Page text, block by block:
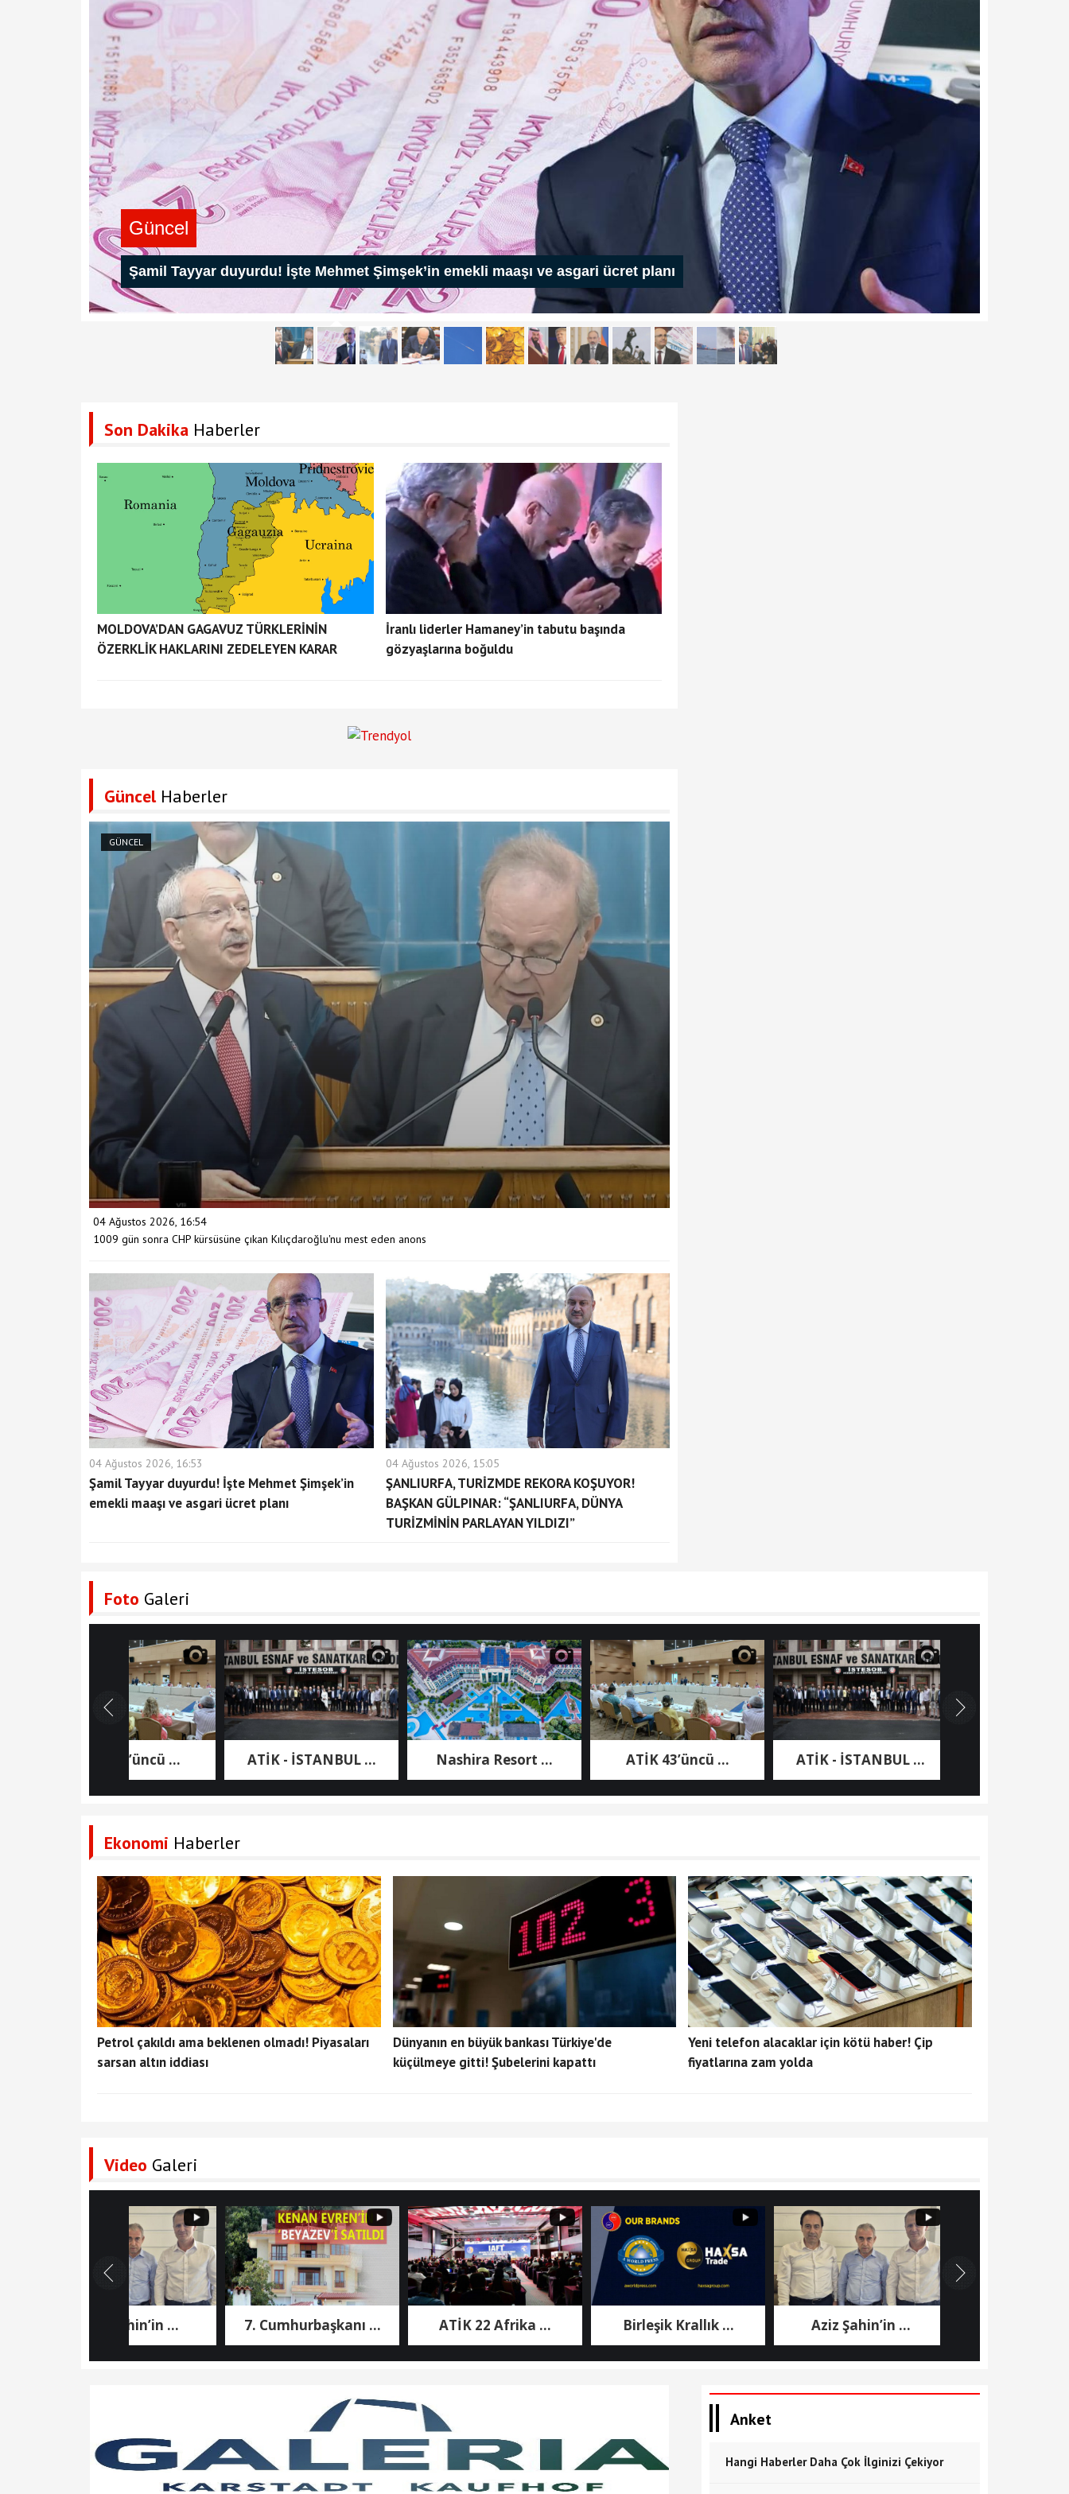
Güncel
Şamil Tayyar duyurdu! İşte Mehmet Şimşek’in emekli maaşı ve asgari ücret planı
Son Dakika Haberler
MOLDOVA’DAN GAGAVUZ TÜRKLERİNİN
ÖZERKLİK HAKLARINI ZEDELEYEN KARAR
İranlı liderler Hamaney’in tabutu başında
gözyaşlarına boğuldu
GüncelHaberler
GÜNCEL
04 Ağustos 2026, 16:54
1009 gün sonra CHP kürsüsüne çıkan Kılıçdaroğlu'nu mest eden anons
04 Ağustos 2026, 16:53
Şamil Tayyar duyurdu! İşte Mehmet Şimşek’in
emekli maaşı ve asgari ücret planı
04 Ağustos 2026, 15:05
ŞANLIURFA, TURİZMDE REKORA KOŞUYOR!
BAŞKAN GÜLPINAR: “ŞANLIURFA, DÜNYA
TURİZMİNİN PARLAYAN YILDIZI”
Foto Galeri
ATİK 43’üncü ... ATİK - İSTANBUL ... Nashira Resort ... ATİK 43’üncü ... ATİK - İSTANBUL ...
Ekonomi Haberler
Petrol çakıldı ama beklenen olmadı! Piyasaları
sarsan altın iddiası
Dünyanın en büyük bankası Türkiye'de
küçülmeye gitti! Şubelerini kapattı
Yeni telefon alacaklar için kötü haber! Çip
fiyatlarına zam yolda
Video Galeri
Aziz Şahin’in ... 7. Cumhurbaşkanı ... ATİK 22 Afrika ... Birleşik Krallık ... Aziz Şahin’in ...
Anket
Hangi Haberler Daha Çok İlginizi Çekiyor